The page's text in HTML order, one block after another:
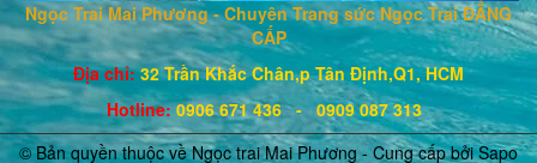
Ngọc Trai Mai Phương - Chuyên Trang sức Ngọc Trai ĐẲNG
CẤP
Địa chỉ: 32 Trần Khắc Chân,p Tân Định,Q1, HCM
Hotline: 0906 671436- 0909 087 313
© Bản quyền thuộc về Ngọc trai Mai Phương - Cung cấp bởiSapo